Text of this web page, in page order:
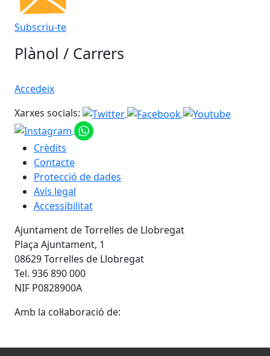
Subscriu-te
Plànol / Carrers
Accedeix
Xarxes socials:
Crèdits
Contacte
Protecció de dades
Avís legal
Accessibilitat
Ajuntament de Torrelles de Llobregat
Plaça Ajuntament, 1
08629 Torrelles de Llobregat
Tel. 936 890 000
NIF P0828900A
Amb la col·laboració de: